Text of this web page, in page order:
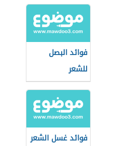
فوائد البصل
للشعر
فوائد غسل الشعر